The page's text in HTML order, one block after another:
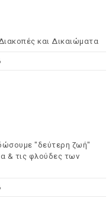
και Δικαιώματα
"δεύτερη ζωή"
& τις φλούδες των